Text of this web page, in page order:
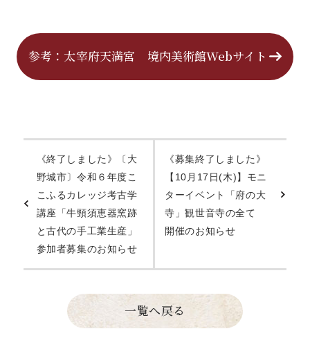
参考：太宰府天満宮 境内美術館Webサイト
《終了しました》〔大
野城市〕令和６年度こ
こふるカレッジ考古学
講座「牛頸須恵器窯跡
と古代の手工業生産」
参加者募集のお知らせ
《募集終了しました》
【10月17日(木)】モニ
ターイベント「府の大
寺」観世音寺の全て
開催のお知らせ
一覧へ戻る